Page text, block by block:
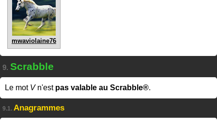
mwaviolaine76
9. Scrabble
Le mot Vn'est pas valable au Scrabble®.
9.1. Anagrammes